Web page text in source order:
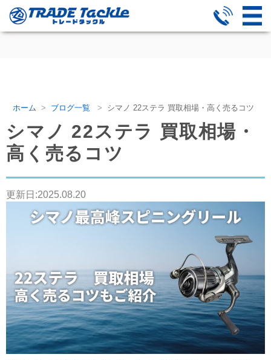
ホーム ブログ一覧 シマノ 22ステラ 買取相場・高く売るコツ
シマノ 22ステラ 買取相場・
高く売るコツ
更新日:2025.08.20